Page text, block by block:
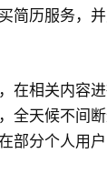
简历服务，
在相关内容进
全天候不间
部分个人用